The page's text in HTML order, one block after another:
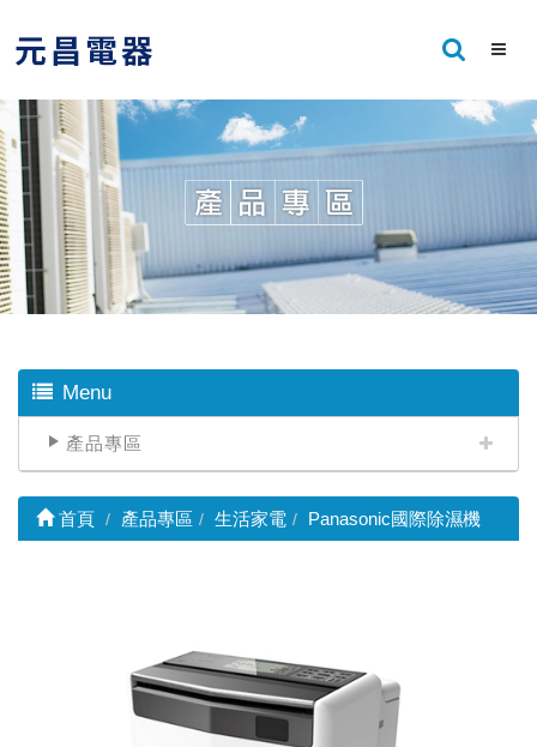
Menu
產品專區
首頁 產品專區 生活家電 Panasonic國際除濕機